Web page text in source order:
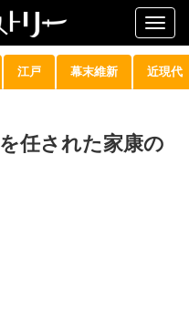
江戸 幕末維新 近現代
任された家康の